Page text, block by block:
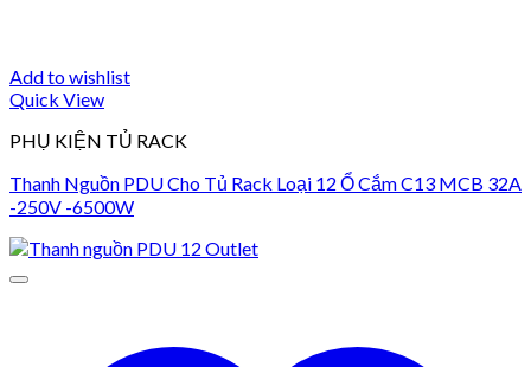
Add to wishlist
Quick View
PHỤ KIỆN TỦ RACK
Thanh Nguồn PDU Cho Tủ Rack Loại 12 Ổ Cắm C13 MCB 32A
-250V -6500W